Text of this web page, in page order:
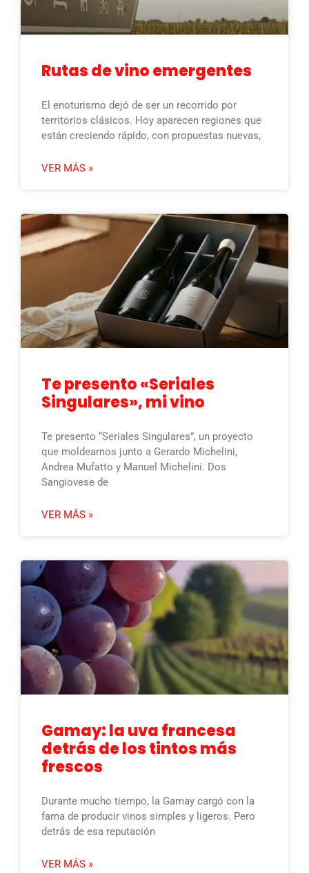
Rutas de vino emergentes
El enoturismo dejó de ser un recorrido por
territorios clásicos. Hoy aparecen regiones que
están creciendo rápido, con propuestas nuevas,
VER MÁS »
Te presento «Seriales
Singulares», mi vino
Te presento “Seriales Singulares”, un proyecto
que moldeamos junto a Gerardo Michelini,
Andrea Mufatto y Manuel Michelini. Dos
Sangiovese de
VER MÁS »
Gamay: la uva francesa
detrás de los tintos más
frescos
Durante mucho tiempo, la Gamay cargó con la
fama de producir vinos simples y ligeros. Pero
detrás de esa reputación
VER MÁS »